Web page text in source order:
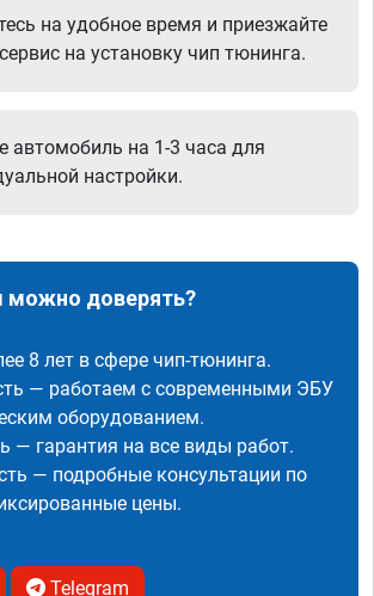
на удобное время и приезжайте
на установку чип тюнинга.
автомобиль на 1-3 часа для
настройки.
можно доверять?
8 лет в сфере чип-тюнинга.
— работаем с современными ЭБУ
оборудованием.
— гарантия на все виды работ.
— подробные консультации по
цены.
Telegram